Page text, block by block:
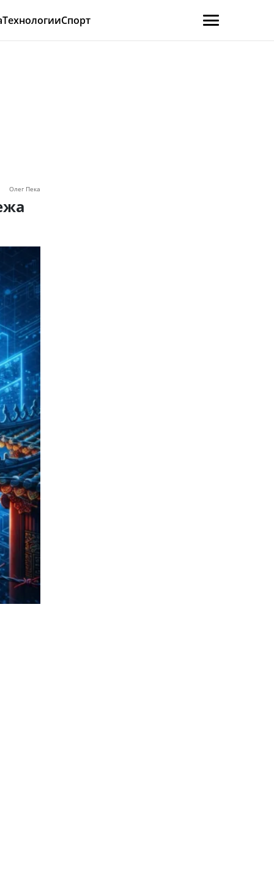
ТехнологииСпорт
Олег Пека